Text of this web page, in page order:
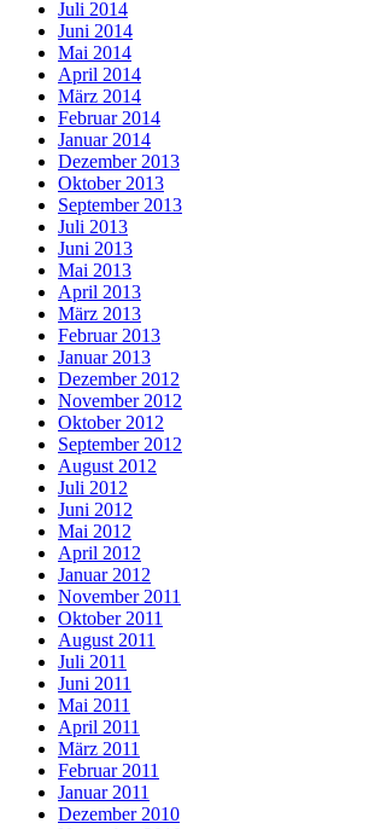
Juli 2014
Juni 2014
Mai 2014
April 2014
März 2014
Februar 2014
Januar 2014
Dezember 2013
Oktober 2013
September 2013
Juli 2013
Juni 2013
Mai 2013
April 2013
März 2013
Februar 2013
Januar 2013
Dezember 2012
November 2012
Oktober 2012
September 2012
August 2012
Juli 2012
Juni 2012
Mai 2012
April 2012
Januar 2012
November 2011
Oktober 2011
August 2011
Juli 2011
Juni 2011
Mai 2011
April 2011
März 2011
Februar 2011
Januar 2011
Dezember 2010